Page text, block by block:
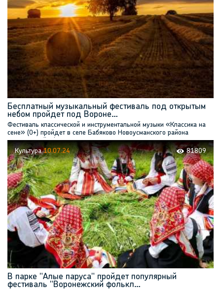
Бесплатный музыкальный фестиваль под открытым
небом пройдет под Вороне…
Фестиваль классической и инструментальной музыки «Классика на
сене» (0+) пройдет в селе Бабяково Новоусманского района
Воронежской области
Культура10.07.24 81809
В парке "Алые паруса" пройдет популярный
фестиваль "Воронежский фолькл…